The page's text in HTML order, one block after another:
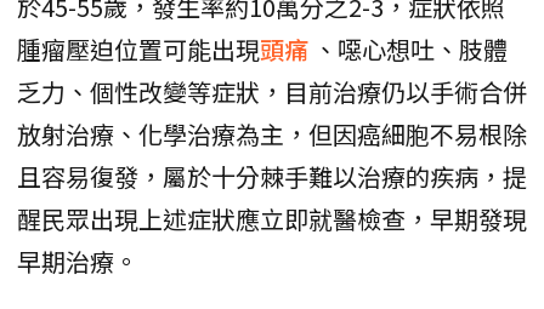
於45-55歲，發生率約10萬分之2-3，症狀依照
腫瘤壓迫位置可能出現頭痛 、噁心想吐、肢體
乏力、個性改變等症狀，目前治療仍以手術合併
放射治療、化學治療為主，但因癌細胞不易根除
且容易復發，屬於十分棘手難以治療的疾病，提
醒民眾出現上述症狀應立即就醫檢查，早期發現
早期治療。